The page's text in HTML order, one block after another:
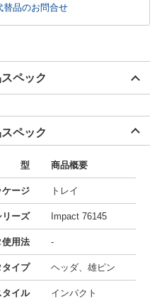
替品のお問合せ
ペック
ペック
型 商品概要
ケージ トレイ
リーズ Impact 76145
使用法 -
タイプ ヘッダ、雄ピン
タイル インパクト